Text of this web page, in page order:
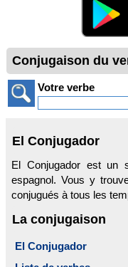
Conjugaison du
Votre verbe
El Conjugador
El Conjugador est un
espagnol. Vous y
conjugués à tous les
La conjugaison
El Conjugador